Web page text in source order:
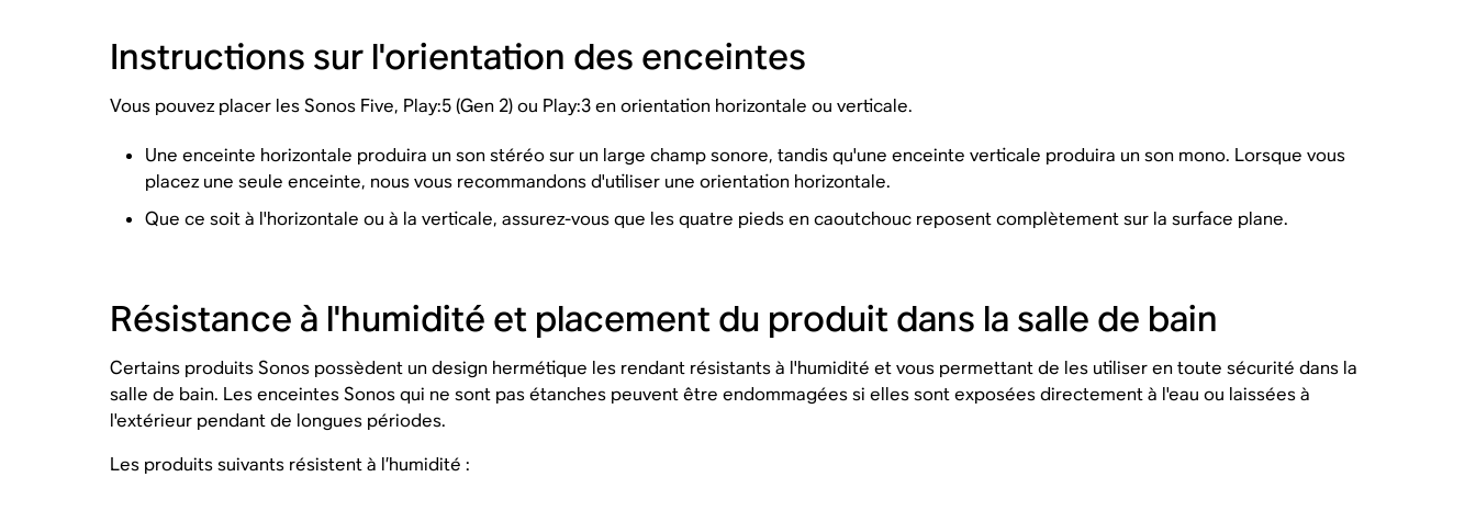
Instructions sur l'orientation des enceintes
Vous pouvez placer les Sonos Five, Play:5 (Gen 2) ou Play:3 en orientation horizontale ou verticale.
Une enceinte horizontale produira un son stéréo sur un large champ sonore, tandis qu'une enceinte verticale produira un son mono. Lorsque vous
placez une seule enceinte, nous vous recommandons d'utiliser une orientation horizontale.
Que ce soit à l'horizontale ou à la verticale, assurez-vous que les quatre pieds en caoutchouc reposent complètement sur la surface plane.
Résistance à l'humidité et placement du produit dans la salle de bain
Certains produits Sonos possèdent un design hermétique les rendant résistants à l'humidité et vous permettant de les utiliser en toute sécurité dans la
salle de bain. Les enceintes Sonos qui ne sont pas étanches peuvent être endommagées si elles sont exposées directement à l'eau ou laissées à
l'extérieur pendant de longues périodes.
Les produits suivants résistent à l’humidité :